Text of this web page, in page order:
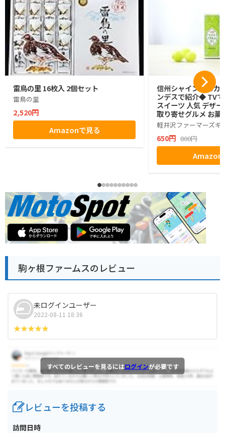
雷鳥の里 16枚入 2個セット
雷鳥の里
2,520円
Amazonで見る
信州シャインマスカ
ンデスで紹介◆ TV
スイーツ 人気 デザ
取り寄せグルメ お菓
グミ ぶどう シャイ
ゼント ギフト お土
小分け ばらまき バ
生活 ハロウィン 母
お返し かわいい き
マーズギフト
軽井沢ファーマーズギ
650円 800円
Amazon
駒ヶ根ファームスのレビュー
未ログインユーザー
2022-08-11 18:36
すべてのレビューを見るにはログインが必要です
レビューを投稿する
訪問日時